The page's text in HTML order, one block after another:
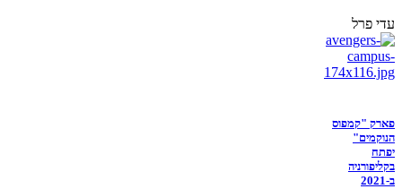
עדי פרל
פארק "קמפוס
הנוקמים"
יפתח
בקליפורניה
ב-2021